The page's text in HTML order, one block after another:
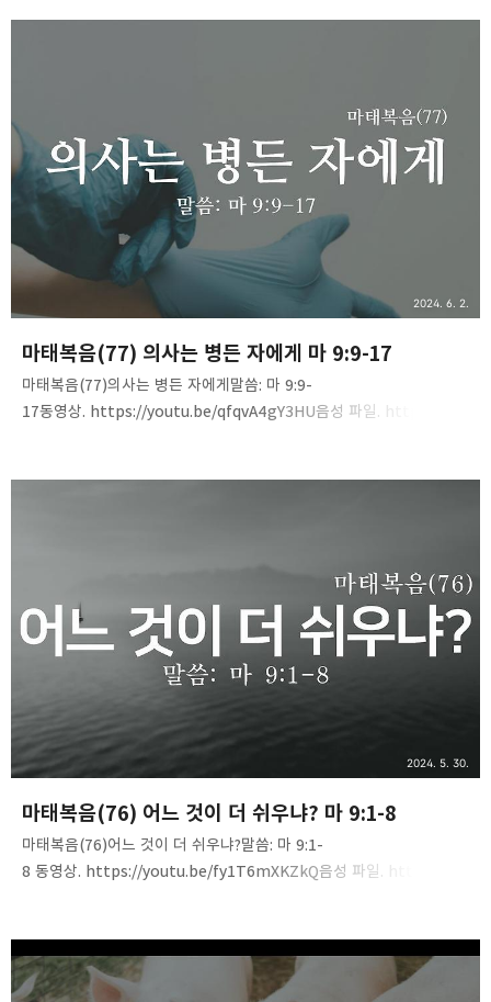
마태복음(77) 의사는 병든 자에게 마 9:9-17
2024. 6. 2.
마태복음(77)의사는 병든 자에게말씀: 마 9:9-
17동영상. https://youtu.be/qfqvA4gY3HU음성 파일. https://tin
마태복음(76) 어느 것이 더 쉬우냐? 마 9:1-8
2024. 5. 30.
마태복음(76)어느 것이 더 쉬우냐?말씀: 마 9:1-
8 동영상. https://youtu.be/fy1T6mXKZkQ음성 파일. https://tin